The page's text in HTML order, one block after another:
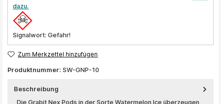
dazu.
Signalwort: Gefahr!
Zum Merkzettel hinzufügen
Produktnummer: SW-GNP-10
Beschreibung
Die Grabit Nex Pods in der Sorte Watermelon Ice überzeugen